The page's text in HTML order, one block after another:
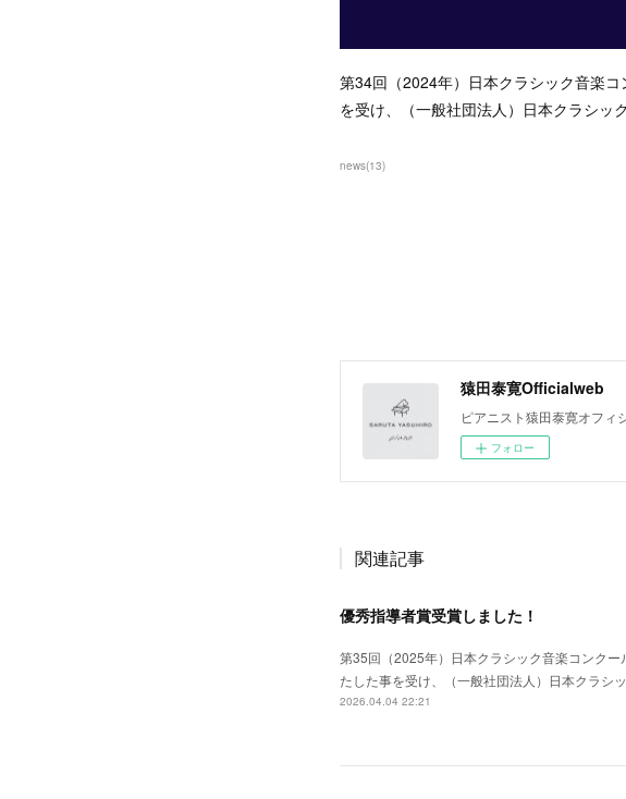
第34回（2024年）日本クラシック音楽
を受け、（一般社団法人）日本クラシッ
news(13)
猿田泰寛Officialweb
ピアニスト猿田泰寛オフィ
フォロー
関連記事
優秀指導者賞受賞しました！
第35回（2025年）日本クラシック音楽コンク
たした事を受け、（一般社団法人）日本クラシ
2026.04.04 22:21